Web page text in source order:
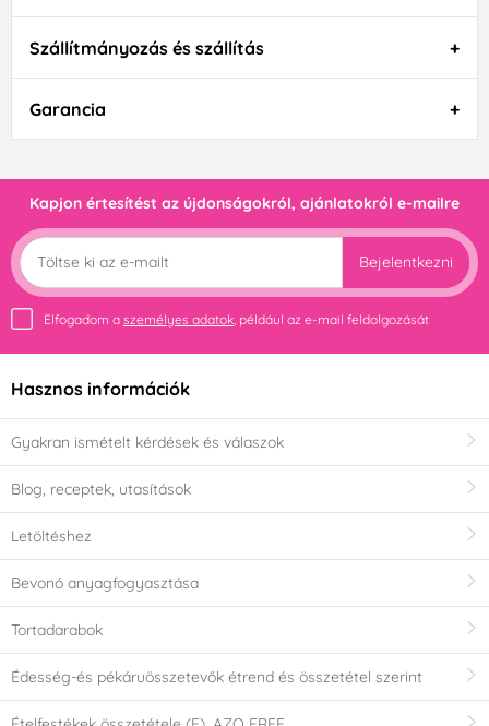
Szállítmányozás és szállítás
Garancia
Kapjon értesítést az újdonságokról, ajánlatokról e-mailre
Bejelentkezni
Elfogadom a személyes adatok , például az e-mail feldolgozását
Hasznos információk
Gyakran ismételt kérdések és válaszok
Blog, receptek, utasítások
Letöltéshez
Bevonó anyagfogyasztása
Tortadarabok
Édesség-és pékáruösszetevők étrend és összetétel szerint